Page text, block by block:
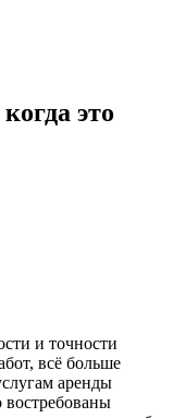
это
и точности
всё больше
аренды